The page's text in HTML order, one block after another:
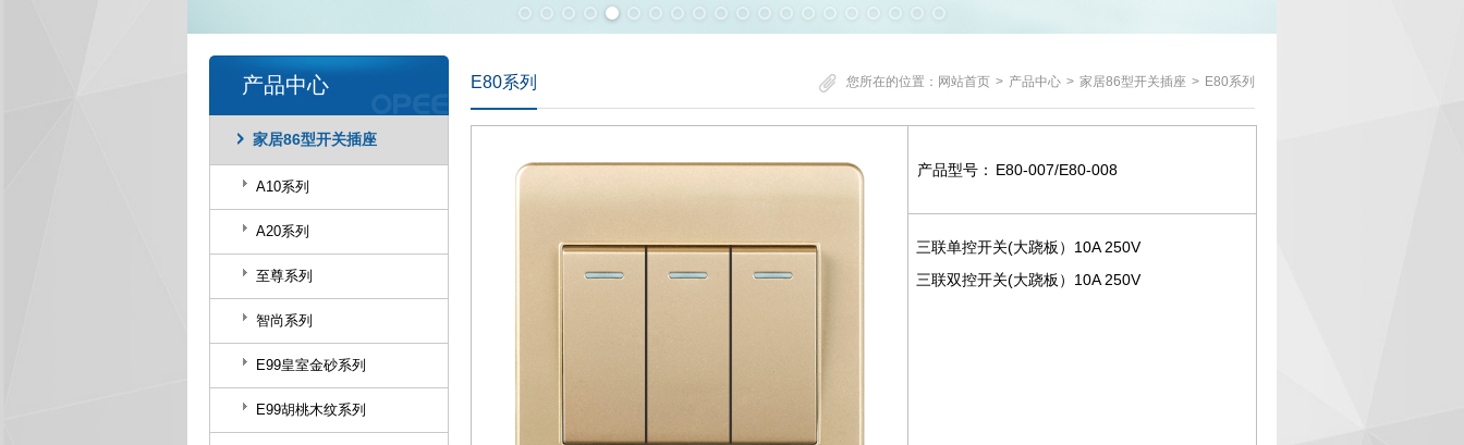
产品中心
家居86型开关插座
A10系列
A20系列
至尊系列
智尚系列
E99皇室金砂系列
E99胡桃木纹系列
E80系列 您所在的位置： 网站首页 > 产品中心 > 家居86型开关插座 > E80系列
产品型号： E80-007/E80-008
三联单控开关(大跷板）10A 250V
三联双控开关(大跷板）10A 250V